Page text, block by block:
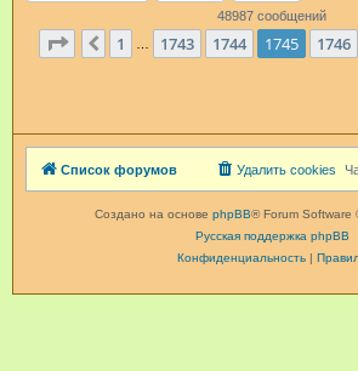
48987 сообщений
Страница 1745из 2450
Пред.
1 1743 1744 1745 1746
Список форумов Удалить cookies
Создано на основе phpBB® Forum Software
Русская поддержка phpBB
Конфиденциальность|